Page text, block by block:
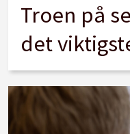
Troen på
det